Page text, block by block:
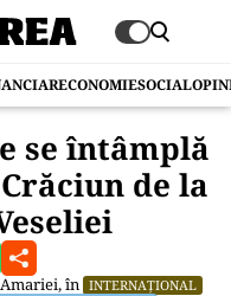
ECONOMIESOCIAL
se întâmplă
de la
, în INTERNAȚIONAL